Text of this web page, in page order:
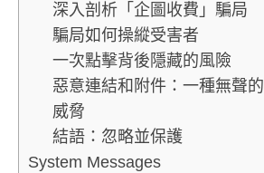
深入剖析「企圖收費」騙局
騙局如何操縱受害者
一次點擊背後隱藏的風險
惡意連結和附件：一種無聲的
威脅
結語：忽略並保護
System Messages